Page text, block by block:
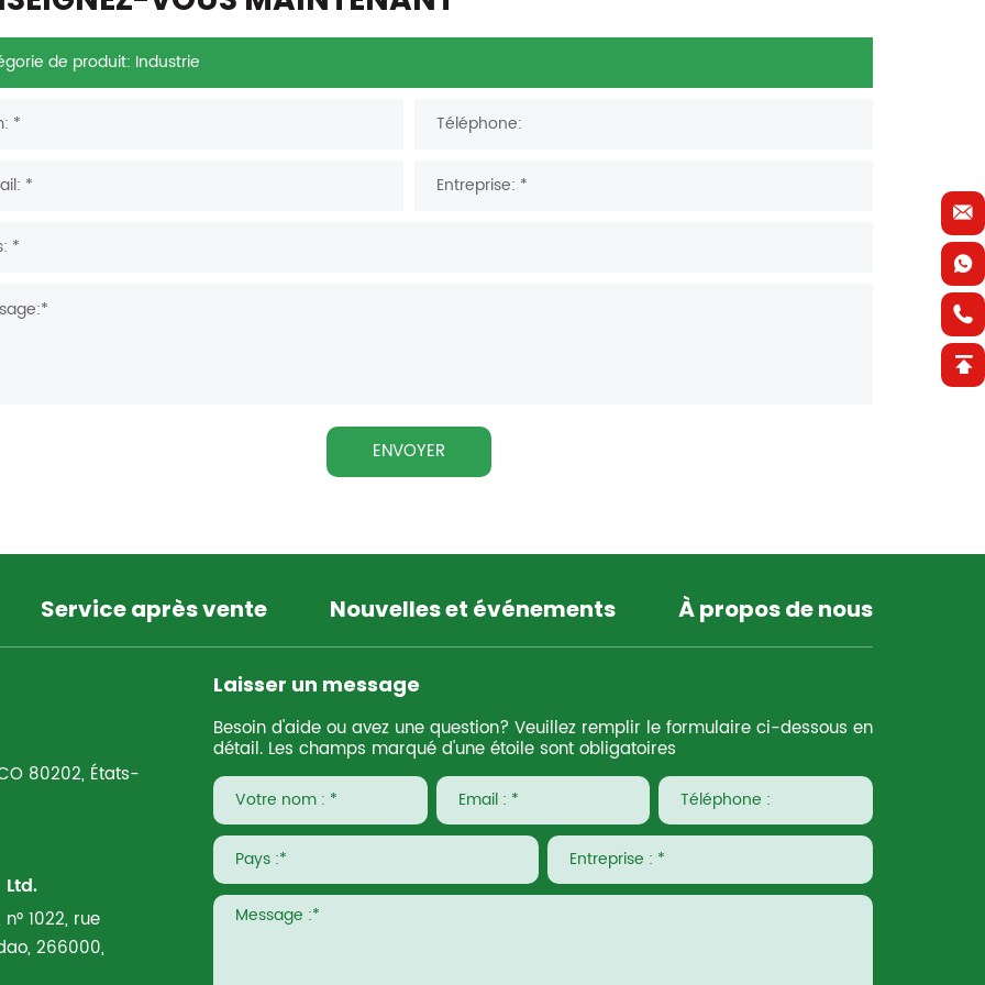
ENVOYER
Service après vente Nouvelles et événements À propos de nous
80202, États-
1022, rue
266000,
Laisser un message
Besoin d'aide ou avez une question? Veuillez remplir le formulaire ci-dessous en
détail. Les champs marqué d'une étoile sont obligatoires